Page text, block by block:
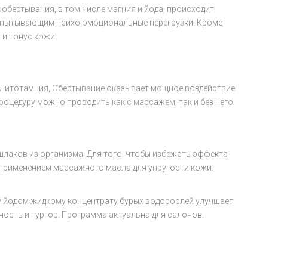
в том числе магния и йода, происходит
психо-эмоциональные перегрузки. Кроме
тонус кожи.
Обертывание оказывает мощное воздействие
можно проводить как с массажем, так и без него.
из организма. Для того, чтобы избежать эффекта
массажного масла для упругости кожи.
жидкому концентрату бурых водорослей улучшает
и тургор. Программа актуальна для салонов.